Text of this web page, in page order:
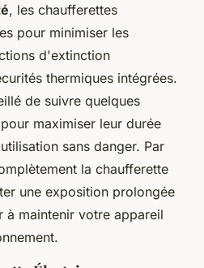
, les chaufferettes
pour minimiser les
d'extinction
thermiques intégrées.
de suivre quelques
pour maximiser leur durée
sans danger. Par
la chaufferette
une exposition prolongée
à maintenir votre appareil